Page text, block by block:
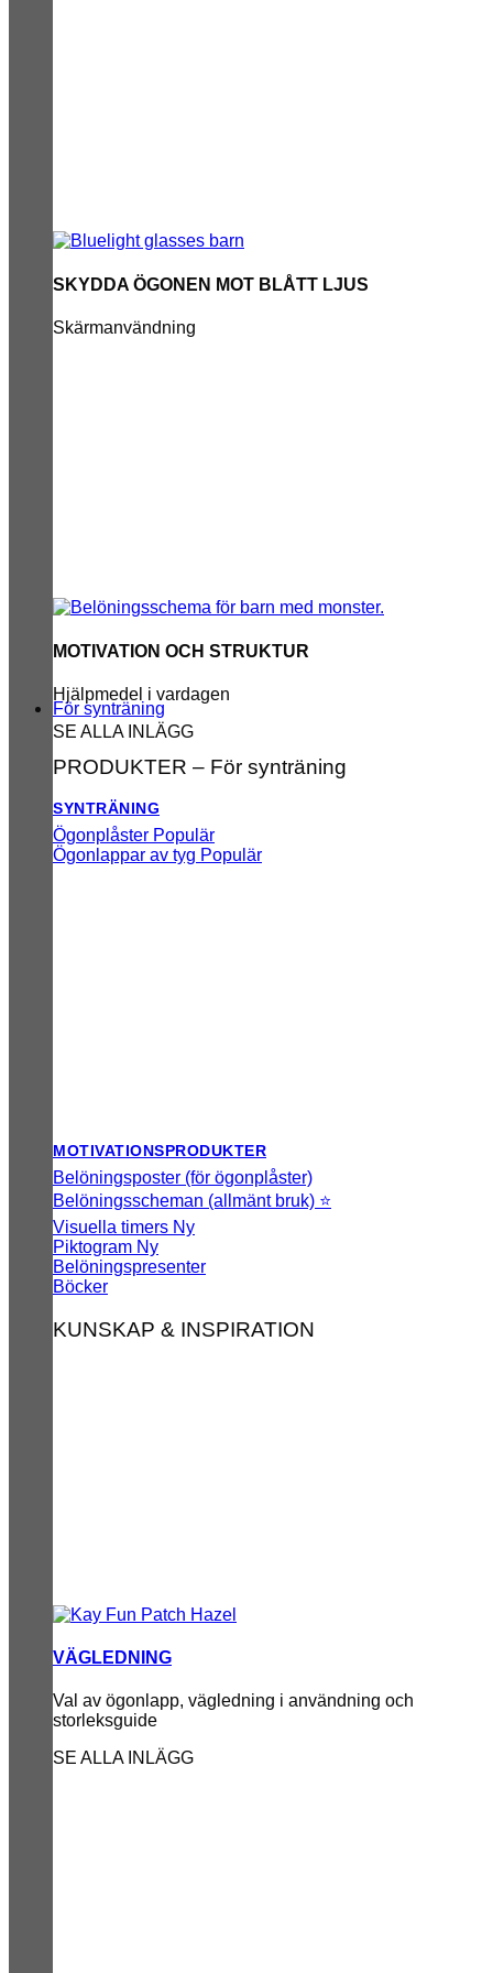
SKYDDA ÖGONEN MOT BLÅTT LJUS
Skärmanvändning
MOTIVATION OCH STRUKTUR
Hjälpmedel i vardagen
SE ALLA INLÄGG
För synträning
PRODUKTER – För synträning
SYNTRÄNING
Ögonplåster
Ögonlappar av tyg
MOTIVATIONSPRODUKTER
Belöningsposter (för ögonplåster)
Belöningsscheman (allmänt bruk) ⭐
Visuella timers
Piktogram
Belöningspresenter
Böcker
KUNSKAP & INSPIRATION
VÄGLEDNING
Val av ögonlapp, vägledning i användning och
storleksguide
SE ALLA INLÄGG